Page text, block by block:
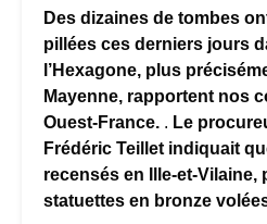
Des dizaines de tombes
pillées ces derniers jours
l’Hexagone, plus
Mayenne, rapportent nos
Ouest-France. . Le
Frédéric Teillet indiquait
recensés en Ille-et-Vilaine,
statuettes en bronze